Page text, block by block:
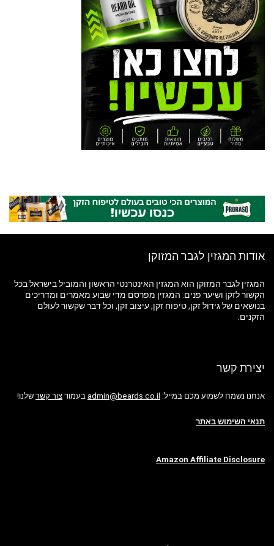
אודות המגזין לגבר המזוקן
המגזין לגבר המזוקן הוא המגזין האינטרנטי הראשון והמוביל בישראל בכל
הקשור לזקן ושיער פנים. המגזין מפרסם מדי שבוע מאמרים ומדריכים
בנושאים של גידול זקן, טיפוח זקן, עיצוב זקן, וכל דבר שקשור לעולם
הזקנים.
יצירת קשר
אנחנו נשמח לשמוע מכם במייל: admin@beards.co.il בעמוד צור קשר שלנו!
תנאי השימוש באתר
Amazon Affiliate Disclosure